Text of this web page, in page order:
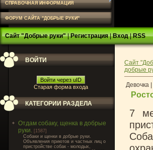
СПРАВОЧНАЯ ИНФОРМАЦИЯ
ФОРУМ САЙТА "ДОБРЫЕ РУКИ"
Сайт "Добрые руки"|Регистрация|Вход|RSS
ВОЙТИ
Войти через uID
Старая форма входа
КАТЕГОРИИ РАЗДЕЛА
Отдам собаку, щенка в добрые
руки. [1587]
Cобаки и щенки в добрые руки.
Объявления приютов и частных лиц о
пристройстве собак - молодых,
Сайт
добрые
Девочка
7